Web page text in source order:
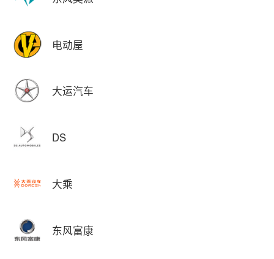
电动屋
大运汽车
DS
大乘
东风富康